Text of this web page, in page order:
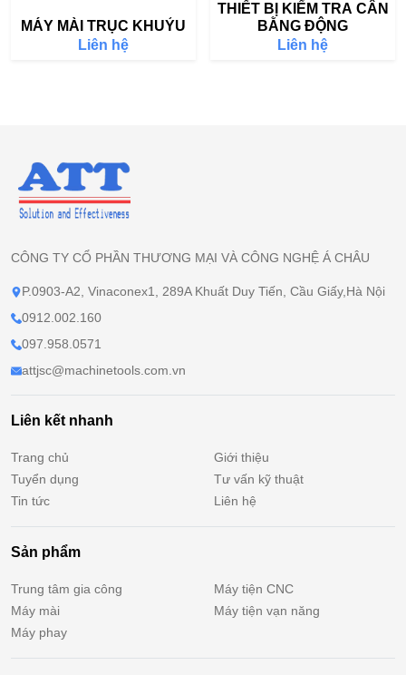
MÁY MÀI TRỤC KHUỶU
Liên hệ
THIẾT BỊ KIỂM TRA CÂN
BẰNG ĐỘNG
Liên hệ
CÔNG TY CỔ PHẦN THƯƠNG MẠI VÀ CÔNG NGHỆ Á CHÂU
P.0903-A2, Vinaconex1, 289A Khuất Duy Tiến, Cầu Giấy,Hà Nội
0912.002.160
097.958.0571
attjsc@machinetools.com.vn
Liên kết nhanh
Trang chủ
Giới thiệu
Tuyển dụng
Tư vấn kỹ thuật
Tin tức
Liên hệ
Sản phẩm
Trung tâm gia công
Máy tiện CNC
Máy mài
Máy tiện vạn năng
Máy phay